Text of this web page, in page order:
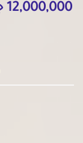
12,000,000 جنيه